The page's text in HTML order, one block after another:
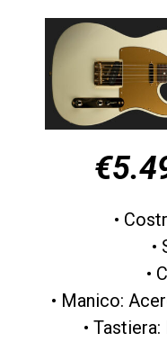
•
•
•
• Manico:
•